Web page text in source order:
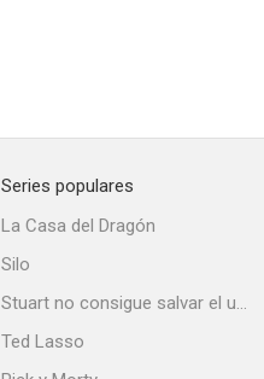
Series populares
La Casa del Dragón
Silo
Stuart no consigue salvar el universo
Ted Lasso